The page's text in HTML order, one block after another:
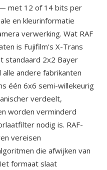
met 12 of 14 bits per
en kleurinformatie
verwerking. Wat RAF
is Fujifilm's X-Trans
standaard 2x2 Bayer
andere fabrikanten
één 6x6 semi-willekeurig
verdeelt,
worden verminderd
nodig is. RAF-
vereisen
die afwijken van
formaat slaat